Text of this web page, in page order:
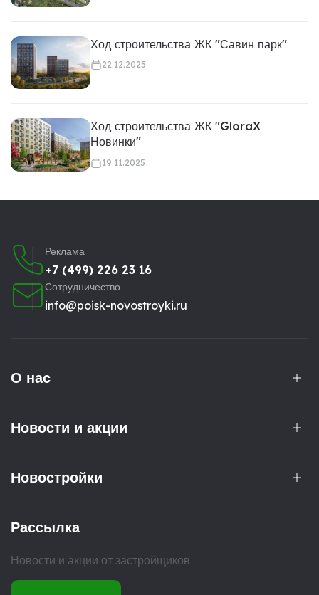
Ход строительства ЖК "Савин парк"
22.12.2025
Ход строительства ЖК "GloraX
Новинки"
19.11.2025
Реклама
+7 (499) 226 23 16
Сотрудничество
info@poisk-novostroyki.ru
О нас
Новости и акции
Новостройки
Рассылка
Новости и акции от застройщиков